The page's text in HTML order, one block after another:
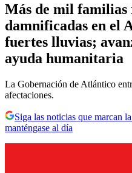
Más de mil familias
damnificadas en el
fuertes lluvias;
ayuda humanitaria
La Gobernación de Atlántico
afectaciones.
Siga las noticias que marcan
manténgase al día